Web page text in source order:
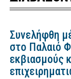
Συνελήφθη
στο Παλαιό
εκβιασμούς